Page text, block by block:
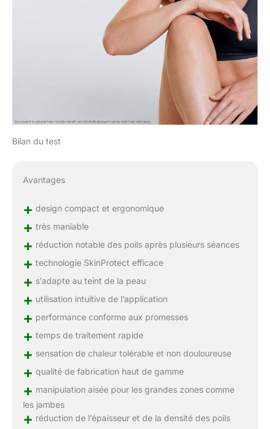
Bilan du test
Avantages
+ design compact et ergonomique
+ très maniable
+ réduction notable des poils après plusieurs séances
+ technologie SkinProtect efficace
+ s’adapte au teint de la peau
+ utilisation intuitive de l’application
+ performance conforme aux promesses
+ temps de traitement rapide
+ sensation de chaleur tolérable et non douloureuse
+ qualité de fabrication haut de gamme
+ manipulation aisée pour les grandes zones comme
les jambes
+ réduction de l’épaisseur et de la densité des poils